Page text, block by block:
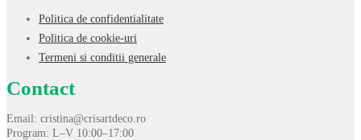
Politica de confidentialitate
Politica de cookie-uri
Termeni si conditii generale
Contact
Email: cristina@crisartdeco.ro
Program: L–V 10:00–17:00